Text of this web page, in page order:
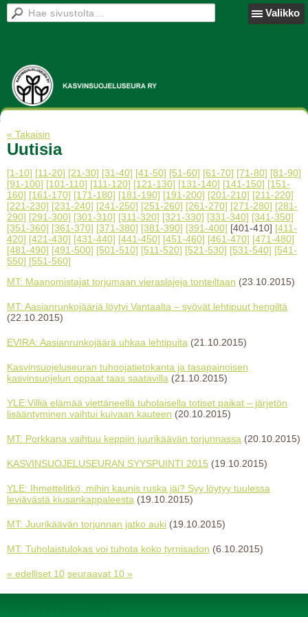
Valikko
« Takaisin
Uutisia
[1-10] [11-20] [21-30] [31-40] [41-50] [51-60] [61-70] [71-80] [81-90]
[91-100] [101-110] [111-120] [121-130] [131-140] [141-150] [151-
160] [161-170] [171-180] [181-190] [191-200] [201-210] [211-220]
[221-230] [231-240] [241-250] [251-260] [261-270] [271-280] [281-
290] [291-300] [301-310] [311-320] [321-330] [331-340] [341-350]
[351-360] [361-370] [371-380] [381-390] [391-400] [401-410] [411-
420] [421-430] [431-440] [441-450] [451-460] [461-470] [471-480]
[481-490] [491-500] [501-510] [511-520] [521-530] [531-540] [541-
550] [551-560]
MT: Maanomistajat torjumaan vieraslajeja tonteiltaan (23.10.2015)
MT: Aasianrunkojääriä löytyi Vantaalta – syövät lehtipuut hengiltä
(22.10.2015)
EVIRA: Aasianrunkojäärä uhkaa lehtipuita (21.10.2015)
Kasvinsuojeluseuran tuhoojatietokanta ja tasapainoisen
kasvinsuojelun oppaat taas saatavilla (21.10.2015)
YLE:Villiä elämää viettäneellä tuholaisella totiset paikat – järjetön
lisääntyminen vaihtui kuivaan kauteen (20.10.2015)
MT: Porkkana vaihtuu keppiin juurikäävän torjunnassa (20.10.2015)
KASVINSUOJELUSEURAN SYYSPUINTI 2015 (19.10.2015)
YLE: Ihmettelitkö, mihin kaunis ruska jäi? Syy löytyy tuulessa
leviävästä kiusankappaleesta (19.10.2015)
MT: Juurikäävän torjunnan jatko auki (19.10.2015)
MT: Tuholaistulokas voi tuhota koko tyrnisadon (6.10.2015)
« edelliset 10 seuraavat 10 »